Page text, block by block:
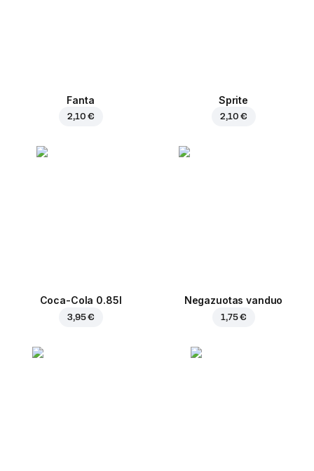
Fanta
2,10 €
Sprite
2,10 €
Coca-Cola 0.85l
3,95 €
Negazuotas vanduo
1,75 €